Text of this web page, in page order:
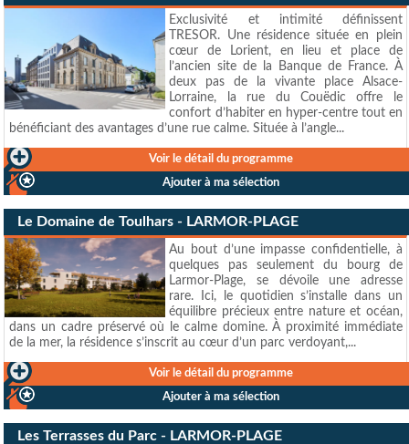
Exclusivité et intimité définissent
TRESOR. Une résidence située en plein
cœur de Lorient, en lieu et place de
l’ancien site de la Banque de France. À
deux pas de la vivante place Alsace-
Lorraine, la rue du Couëdic offre le
confort d’habiter en hyper-centre tout en
bénéficiant des avantages d’une rue calme. Située à l’angle...
Voir le détail du programme
Ajouter à ma sélection
Le Domaine de Toulhars - LARMOR-PLAGE
Au bout d’une impasse confidentielle, à
quelques pas seulement du bourg de
Larmor-Plage, se dévoile une adresse
rare. Ici, le quotidien s’installe dans un
équilibre précieux entre nature et océan,
dans un cadre préservé où le calme domine. À proximité immédiate
de la mer, la résidence s’inscrit au cœur d’un parc verdoyant,...
Voir le détail du programme
Ajouter à ma sélection
Les Terrasses du Parc - LARMOR-PLAGE